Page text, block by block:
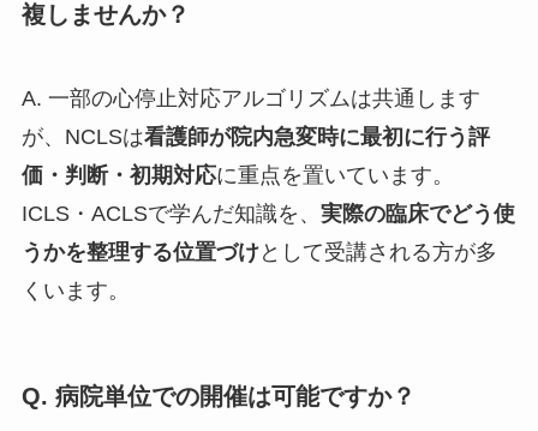
複しませんか？
A. 一部の心停止対応アルゴリズムは共通します
が、NCLSは看護師が院内急変時に最初に行う評
価・判断・初期対応に重点を置いています。
ICLS・ACLSで学んだ知識を、 実際の臨床でどう使
うかを整理する位置づけとして受講される方が多
くいます。
Q. 病院単位での開催は可能ですか？